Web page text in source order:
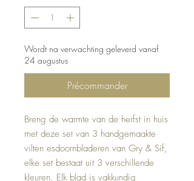
Wordt na verwachting geleverd vanaf
24 augustus
Précommander
Breng de warmte van de herfst in huis
met deze set van 3 handgemaakte
vilten esdoornbladeren van Gry & Sif,
elke set bestaat uit 3 verschillende
kleuren. Elk blad is vakkundig